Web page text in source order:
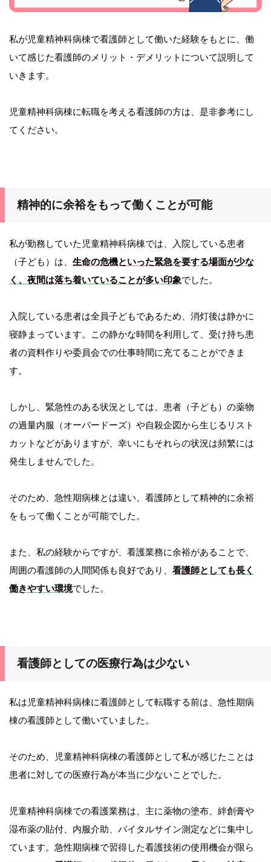
私が児童精神科病棟で看護師として働いた経験をもとに、働
いて感じた看護師のメリット・デメリットについて説明して
いきます。
児童精神科病棟に転職を考える看護師の方は、是非参考にし
てください。
精神的に余裕をもって働くことが可能
私が勤務していた児童精神科病棟では、入院している患者
（子ども）は、 生命の危機といった緊急を要する場面が少な
く、夜間は落ち着いていることが多い印象でした。
入院している患者は全員子どもであるため、消灯後は静かに
寝静まっています。この静かな時間を利用して、受け持ち患
者の資料作りや委員会での仕事時間に充てることができま
す。
しかし、緊急性のある状況としては、患者（子ども）の薬物
の過量内服（オーバードーズ）や自殺企図から生じるリスト
カットなどがありますが、幸いにもそれらの状況は頻繁には
発生しませんでした。
そのため、急性期病棟とは違い、看護師として精神的に余裕
をもって働くことが可能でした。
また、私の経験からですが、看護業務に余裕があることで、
周囲の看護師の人間関係も良好であり、 看護師としても長く
働きやすい環境でした。
看護師としての医療行為は少ない
私は児童精神科病棟に看護師として転職する前は、急性期病
棟の看護師として働いていました。
そのため、児童精神科病棟の看護師として私が感じたことは
患者に対しての医療行為が本当に少ないことでした。
児童精神科病棟での看護業務は、主に薬物の塗布、絆創膏や
湿布薬の貼付、内服介助、バイタルサイン測定などに集中し
ています。急性期病棟で習得した看護技術の使用機会が限ら